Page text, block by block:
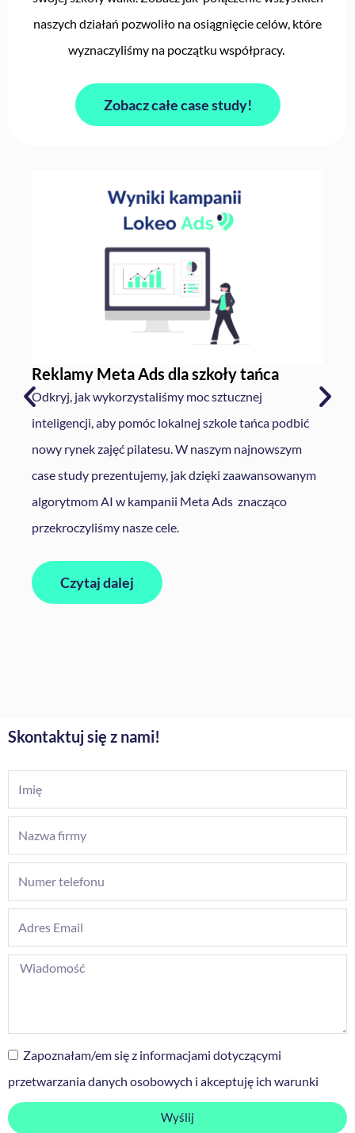
naszych działań pozwoliło na osiągnięcie celów, które
wyznaczyliśmy na początku współpracy.
Zobacz całe case study!
Reklamy Meta Ads dla szkoły tańca​
Odkryj, jak wykorzystaliśmy moc sztucznej
inteligencji, aby pomóc lokalnej szkole tańca podbić
nowy rynek zajęć pilatesu. W naszym najnowszym
case study prezentujemy, jak dzięki zaawansowanym
algorytmom AI w kampanii Meta Ads znacząco
przekroczyliśmy nasze cele.
Czytaj dalej
Skontaktuj się z nami!
Zapoznałam/em się z informacjami dotyczącymi
przetwarzania danych osobowych i akceptuję ich warunki
Wyślij